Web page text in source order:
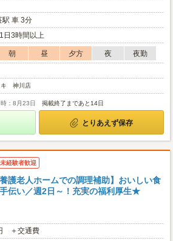
駅 車 3分
日3時間以上
朝 昼 夕方 夜
夜勤
キ 神川店
：8月23日 掲載終了まであと14日
とりあえず保存
未経験者歓迎
養護老人ホームでの調理補助】おいしい食
伝い／週2日～！充実の福利厚生★
＋交通費